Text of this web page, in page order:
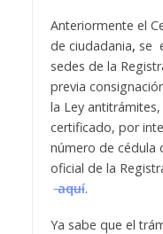
Anteriormente el
de ciudadania, se
sedes de la
previa
la Ley
certificado, por
número de cédula
oficial de la
aquí.
Ya sabe que el